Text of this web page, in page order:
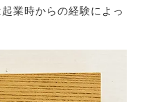
業時からの経験によっ